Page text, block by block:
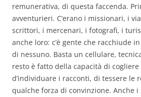
remunerativa, di questa faccenda.
avventurieri. C’erano i missionari, i
scrittori, i mercenari, i fotografi, i
anche loro: c’è gente che racchiude
di nessuno. Basta un cellulare,
resto è fatto della capacità di
d’individuare i racconti, di tessere le
qualche forza di convinzione. Anche